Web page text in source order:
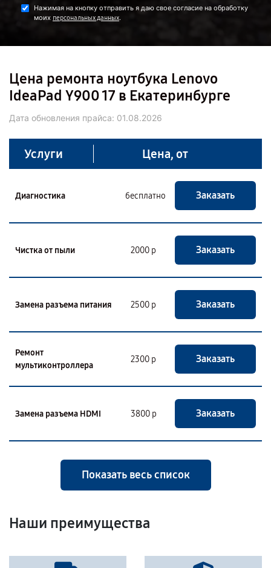
Нажимая на кнопку отправить я даю свое согласие на обработку
моих персональных данных.
Цена ремонта ноутбука Lenovo
IdeaPad Y900 17 в Екатеринбурге
Дата обновления прайса: 01.08.2026
Услуги Цена, от
Диагностика бесплатно Заказать
Чистка от пыли 2000 р Заказать
Замена разъема питания 2500 р Заказать
Ремонт
мультиконтроллера
2300 р Заказать
Замена разъема HDMI 3800 р Заказать
Показать весь список
Наши преимущества